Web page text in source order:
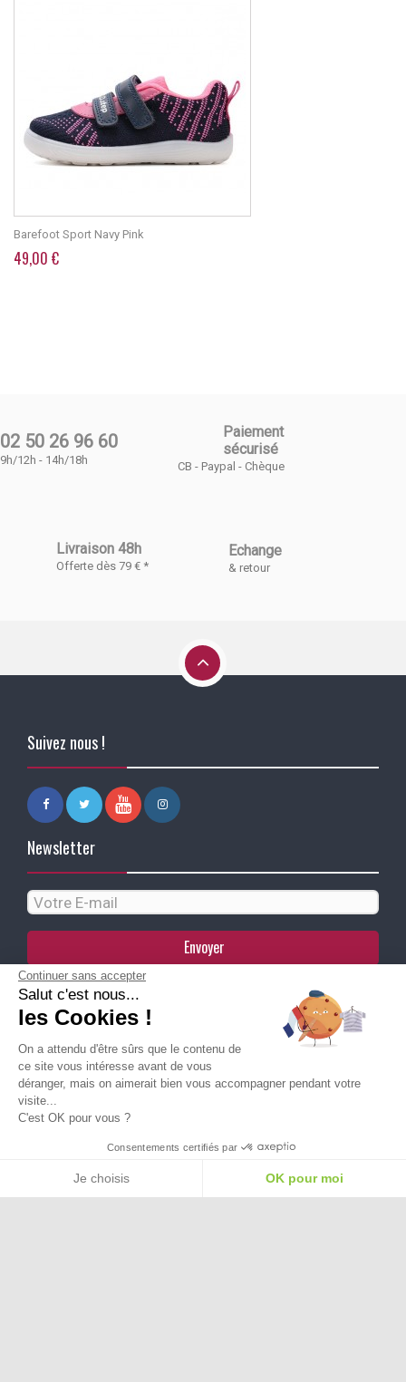
Besoin d'aide pour choisir une
taille ou une pointure ?
Barefoot Sport Navy Pink
49,00 €
02 50 26 96 60
9h/12h - 14h/18h
Paiement
sécurisé
CB - Paypal - Chèque
Livraison 48h
Offerte dès 79 € *
Echange
& retour
Suivez nous !
Newsletter
Envoyer
Paiement Sécurisé
Ma Livraison
Continuer sans accepter
Salut c'est nous...
les Cookies !
On a attendu d'être sûrs que le contenu de
ce site vous intéresse avant de vous
déranger, mais on aimerait bien vous accompagner pendant votre
visite...
C'est OK pour vous ?
Consentements certifiés par
Je choisis OK pour moi